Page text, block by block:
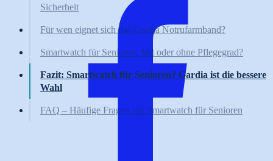
Sicherheit
Für wen eignet sich das Gardia Notrufarmband?
Smartwatch für Senioren: Mit oder ohne Pflegegrad?
Fazit: Smartwatch für Senioren? Gardia ist die bessere
Wahl
FAQ – Häufige Fragen zur Smartwatch für Senioren